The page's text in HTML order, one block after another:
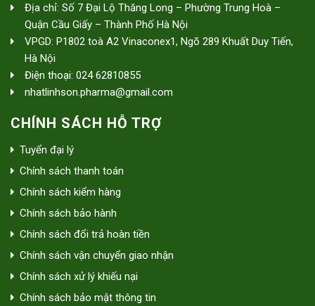
Địa chỉ: Số 7 Đại Lộ Thăng Long – Phường Trung Hoà –
Quận Cầu Giấy – Thành Phố Hà Nội
VPGD: P1802 toà A2 Vinaconex1, Ngõ 289 Khuất Duy Tiến,
Hà Nội
Điện thoại: 024 62810855
nhatlinhson.pharma@gmail.com
CHÍNH SÁCH HỖ TRỢ
Tuyển đại lý
Chính sách thanh toán
Chính sách kiểm hàng
Chính sách bảo hành
Chính sách đổi trả hoàn tiền
Chính sách vận chuyển giao nhận
Chính sách xử lý khiếu nại
Chính sách bảo mật thông tin